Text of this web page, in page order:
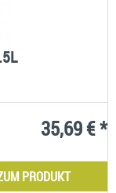
35,69 € *
PRODUKT